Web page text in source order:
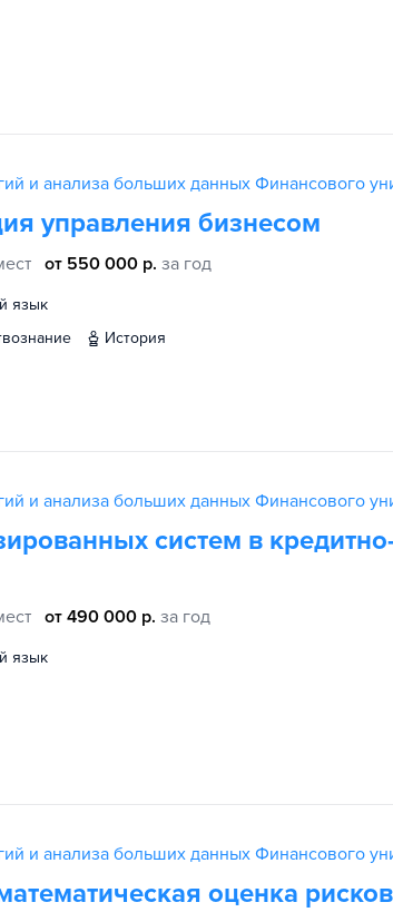
и анализа больших данных Финансового
управления бизнесом
от 550 000 р. за год
язык
история
и анализа больших данных Финансового
систем в
от 490 000 р. за год
язык
и анализа больших данных Финансового
оценка рисков